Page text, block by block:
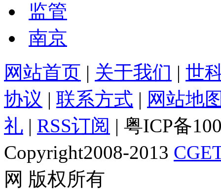
监管
南京
网站首页 | 关于我们 | 世
协议 | 联系方式 | 网站地
礼 | RSS订阅 | 粤ICP备
Copyright2008-2013
网 版权所有